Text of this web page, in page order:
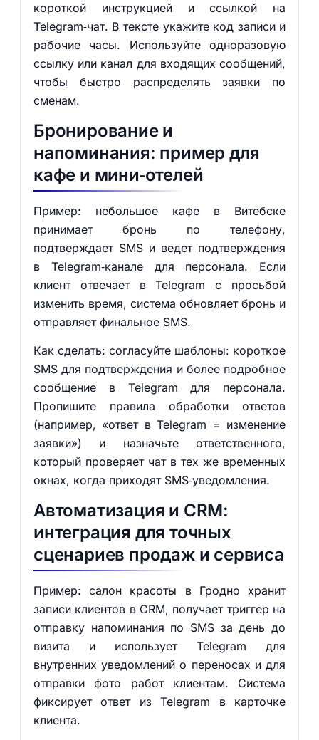
короткой инструкцией и ссылкой на
Telegram‑чат. В тексте укажите код записи и
рабочие часы. Используйте одноразовую
ссылку или канал для входящих сообщений,
чтобы быстро распределять заявки по
сменам.
Бронирование и
напоминания: пример для
кафе и мини‑отелей
Пример: небольшое кафе в Витебске
принимает бронь по телефону,
подтверждает SMS и ведет подтверждения
в Telegram‑канале для персонала. Если
клиент отвечает в Telegram с просьбой
изменить время, система обновляет бронь и
отправляет финальное SMS.
Как сделать: согласуйте шаблоны: короткое
SMS для подтверждения и более подробное
сообщение в Telegram для персонала.
Пропишите правила обработки ответов
(например, «ответ в Telegram = изменение
заявки») и назначьте ответственного,
который проверяет чат в тех же временных
окнах, когда приходят SMS‑уведомления.
Автоматизация и CRM:
интеграция для точных
сценариев продаж и сервиса
Пример: салон красоты в Гродно хранит
записи клиентов в CRM, получает триггер на
отправку напоминания по SMS за день до
визита и использует Telegram для
внутренних уведомлений о переносах и для
отправки фото работ клиентам. Система
фиксирует ответ из Telegram в карточке
клиента.